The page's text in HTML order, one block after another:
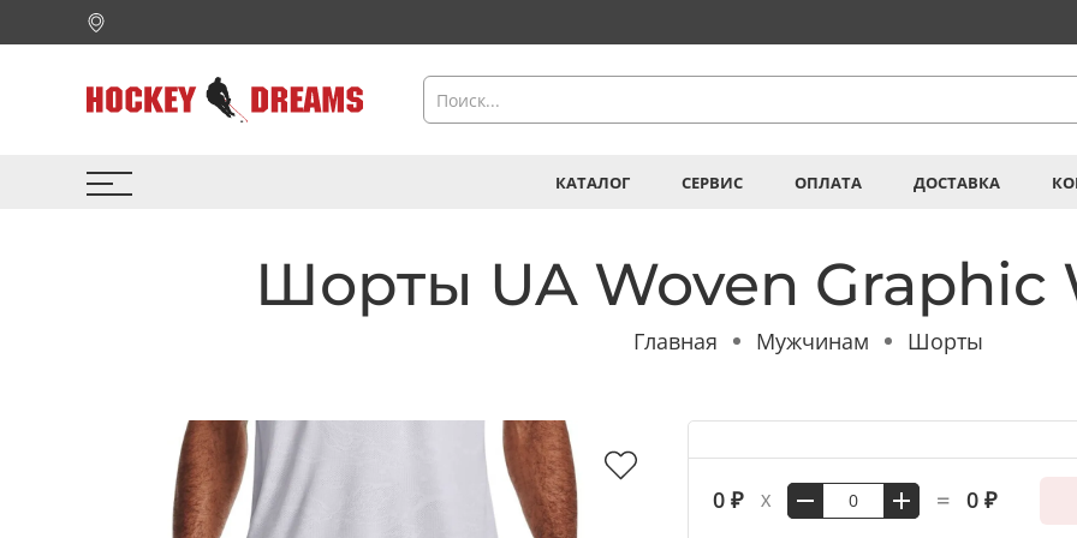
КАТАЛОГ СЕРВИС ОПЛАТА ДОСТАВКА
Шорты UA Woven Graphic
Главная Мужчинам Шорты
0 ₽ X = 0 ₽